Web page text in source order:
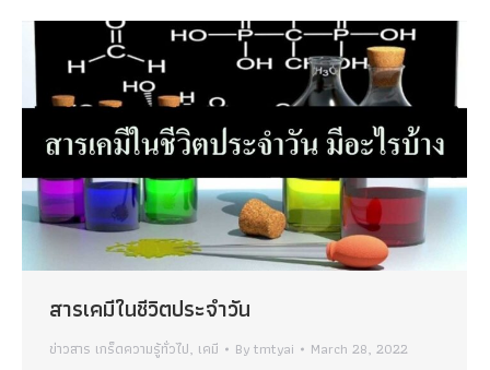
สารเคมีในชีวิตประจำวัน
ข่าวสาร เกร็ดความรู้ทั่วไป, เคมี Bytmtyai March 28, 2022